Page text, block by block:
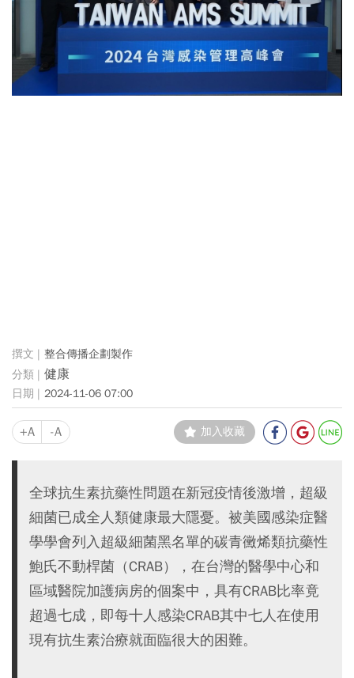
整合傳播企劃製作
健康
2024-11-06 07:00
+A -A 加入收藏
全球抗生素抗藥性問題在新冠疫情後激增，超級
細菌已成全人類健康最大隱憂。被美國感染症醫
學學會列入超級細菌黑名單的碳青黴烯類抗藥性
鮑氏不動桿菌（CRAB），在台灣的醫學中心和
區域醫院加護病房的個案中，具有CRAB比率竟
超過七成，即每十人感染CRAB其中七人在使用
現有抗生素治療就面臨很大的困難。